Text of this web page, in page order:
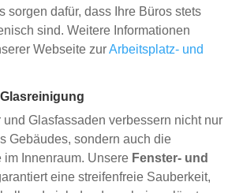
sorgen dafür, dass Ihre Büros stets
sind. Weitere Informationen
Webseite zurArbeitsplatz- und
und Glasfassaden verbessern nicht nur
Gebäudes, sondern auch die
im Innenraum. Unsere Fenster- und
eine streifenfreie Sauberkeit,